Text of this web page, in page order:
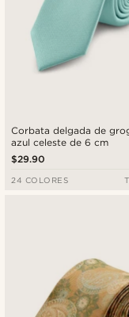
Corbata delgada de
azul celeste de 6 cm
$29.90
24 COLORES